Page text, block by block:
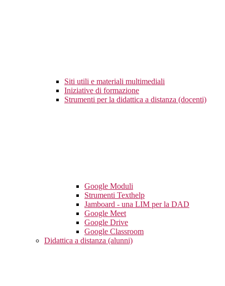
Siti utili e materiali multimediali
Iniziative di formazione
Strumenti per la didattica a distanza (docenti)
Google Moduli
Strumenti Texthelp
Jamboard - una LIM per la DAD
Google Meet
Google Drive
Google Classroom
Didattica a distanza (alunni)